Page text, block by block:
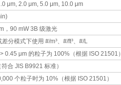
μm, 2.0 μm, 5.0 μm, 10.0 μm
，90 mW 3B 级激光
分模式下使用 #/m³、#/ft³、#/L
0.45 μm 的粒子为 100%（根据 ISO 21501）
合 JIS B9921 标准）
个粒子时为 10%（根据 ISO 21501）